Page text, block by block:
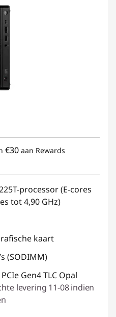
€30 aan Rewards
processor (E-cores
tot 4,90 GHz)
kaart
(SODIMM)
Gen4 TLC Opal
levering 11-08 indien